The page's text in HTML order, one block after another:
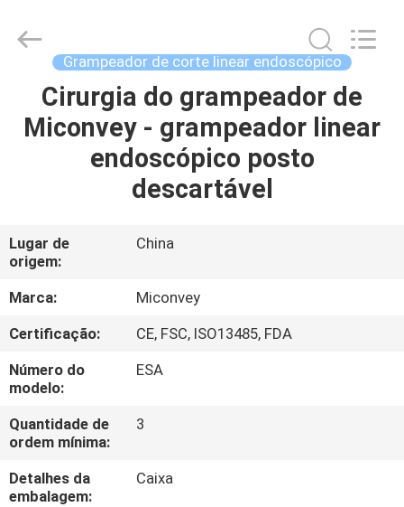
CASA
PRODUTOS
NÓS
EXCURSÃO
DA
FÁBRICA
CONTROLE
DA
QUALIDADE
LTD.
Grampeador de corte linear endoscópico
Cirurgia do grampeador de
Miconvey - grampeador linear
endoscópico posto
descartável
Lugar de
origem:
China
Marca:
Miconvey
Certificação:
CE, FSC, ISO13485, FDA
Número do
modelo:
ESA
Quantidade de
ordem mínima:
3
Detalhes da
embalagem:
Caixa